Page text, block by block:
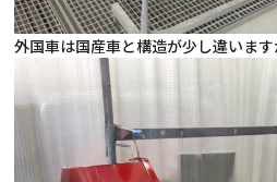
外国車は国産車と構造が少し違います